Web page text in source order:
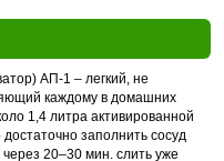
АП-1 – легкий, не
каждому в домашних
1,4 литра активированной
заполнить сосуд
через 20–30 мин. слить уже